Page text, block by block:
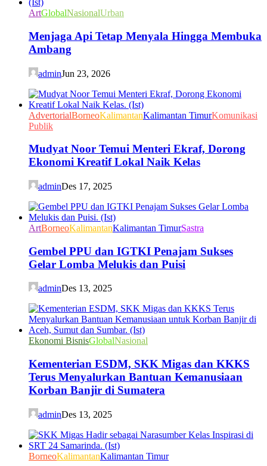
ArtGlobalNasionalUrban
Menjaga Api Tetap Menyala Hingga Membuka
Ambang
adminJun 23, 2026
AdvertorialBorneoKalimantanKalimantan TimurKomunikasi
Publik
Mudyat Noor Temui Menteri Ekraf, Dorong
Ekonomi Kreatif Lokal Naik Kelas
adminDes 17, 2025
ArtBorneoKalimantanKalimantan TimurSastra
Gembel PPU dan IGTKI Penajam Sukses
Gelar Lomba Melukis dan Puisi
adminDes 13, 2025
Ekonomi BisnisGlobalNasional
Kementerian ESDM, SKK Migas dan KKKS
Terus Menyalurkan Bantuan Kemanusiaan
Korban Banjir di Sumatera
adminDes 13, 2025
BorneoKalimantanKalimantan Timur